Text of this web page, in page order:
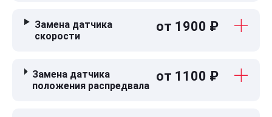
Замена датчика
скорости
от 1900 ₽
Замена датчика
положения распредвала
от 1100 ₽